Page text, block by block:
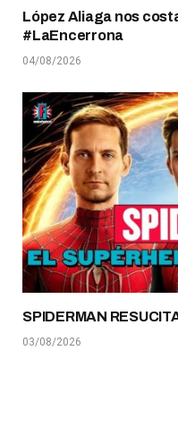
López Aliaga nos
#LaEncerrona
04/08/2026
SPIDERMAN
03/08/2026